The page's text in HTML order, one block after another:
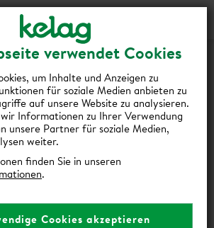
verwendet Cookies
um Inhalte und Anzeigen zu
für soziale Medien anbieten zu
auf unsere Website zu analysieren.
Informationen zu Ihrer Verwendung
unsere Partner für soziale Medien,
weiter.
finden Sie in unseren
.
Cookies akzeptieren
Login
MEHR KANN